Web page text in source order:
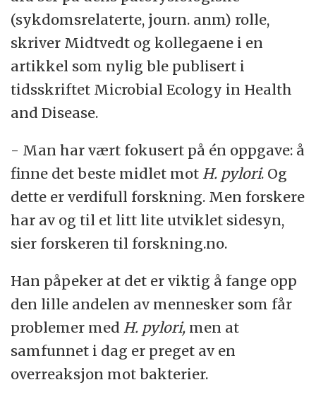
(sykdomsrelaterte, journ. anm) rolle,
skriver Midtvedt og kollegaene i en
artikkel som nylig ble publisert i
tidsskriftet Microbial Ecology in Health
and Disease.
- Man har vært fokusert på én oppgave: å
finne det beste midlet mot H. pylori. Og
dette er verdifull forskning. Men forskere
har av og til et litt lite utviklet sidesyn,
sier forskeren til forskning.no.
Han påpeker at det er viktig å fange opp
den lille andelen av mennesker som får
problemer med H. pylori, men at
samfunnet i dag er preget av en
overreaksjon mot bakterier.